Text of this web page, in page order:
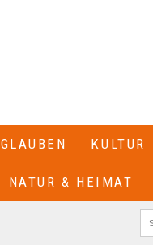
GLAUBEN KULTUR
NATUR & HEIMAT